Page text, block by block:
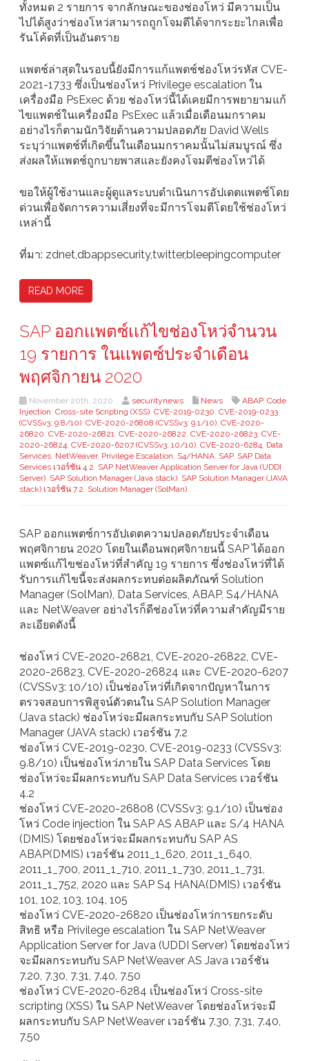
ทั้งหมด 2 รายการ จากลักษณะของช่องโหว่ มีความเป็น
ไปได้สูงว่าช่องโหว่สามารถถูกโจมตีได้จากระยะไกลเพื่อ
รันโค้ดที่เป็นอันตราย
แพตช์ล่าสุดในรอบนี้ยังมีการแก้แพตช์ช่องโหว่รหัส CVE-
2021-1733 ซึ่งเป็นช่องโหว่ Privilege escalation ใน
เครื่องมือ PsExec ด้วย ช่องโหว่นี้ได้เคยมีการพยายามแก้
ไขแพตช์ในเครื่องมือ PsExec แล้วเมื่อเดือนมกราคม
อย่างไรก็ตามนักวิจัยด้านความปลอดภัย David Wells
ระบุว่าแพตช์ที่เกิดขึ้นในเดือนมกราคมนั้นไม่สมบูรณ์ ซึ่ง
ส่งผลให้แพตช์ถูกบายพาสและยังคงโจมตีช่องโหว่ได้
ขอให้ผู้ใช้งานและผู้ดูแลระบบดำเนินการอัปเดตแพตช์โดย
ด่วนเพื่อจัดการความเสี่ยงที่จะมีการโจมตีโดยใช้ช่องโหว่
เหล่านี้
ที่มา: zdnet,dbappsecurity,twitter,bleepingcomputer
READ MORE
SAP ออกเเพตซ์เเก้ไขช่องโหว่จำนวน
19 รายการ ในเเพตซ์ประจำเดือน
พฤศจิกายน 2020
November 20th, 2020 securitynews News ABAP, Code
Injection, Cross-site Scripting (XSS), CVE-2019-0230, CVE-2019-0233
(CVSSv3: 9.8/10), CVE-2020-26808 (CVSSv3: 9.1/10), CVE-2020-
26820, CVE-2020-26821, CVE-2020-26822, CVE-2020-26823, CVE-
2020-26824, CVE-2020-6207 (CVSSv3: 10/10), CVE-2020-6284, Data
Services, NetWeaver, Privilege Escalation, S4/HANA, SAP, SAP Data
Services เวอร์ชัน 4.2, SAP NetWeaver Application Server for Java (UDDI
Server), SAP Solution Manager (Java stack), SAP Solution Manager (JAVA
stack) เวอร์ชัน 7.2, Solution Manager (SolMan)
SAP ออกเเพตซ์การอัปเดตความปลอดภัยประจำเดือน
พฤศจิกายน 2020 โดยในเดือนพฤศจิกายนนี้ SAP ได้ออก
เเพตซ์เเก้ไขช่องโหว่ที่สำคัญ 19 รายการ ซึ่งช่องโหว่ที่ได้
รับการเเก้ไขนี้จะส่งผลกระทบต่อผลิตภัณฑ์ Solution
Manager (SolMan), Data Services, ABAP, S4/HANA
และ NetWeaver อย่างไรก็ดีช่องโหว่ที่ความสำคัญมีราย
ละเอียดดังนี้
ช่องโหว่ CVE-2020-26821, CVE-2020-26822, CVE-
2020-26823, CVE-2020-26824 และ CVE-2020-6207
(CVSSv3: 10/10) เป็นช่องโหว่ที่เกิดจากปัญหาในการ
ตรวจสอบการพิสูจน์ตัวตนใน SAP Solution Manager
(Java stack) ช่องโหว่จะมีผลกระทบกับ SAP Solution
Manager (JAVA stack) เวอร์ชัน 7.2
ช่องโหว่ CVE-2019-0230, CVE-2019-0233 (CVSSv3:
9.8/10) เป็นช่องโหว่ภายใน SAP Data Services โดย
ช่องโหว่จะมีผลกระทบกับ SAP Data Services เวอร์ชัน
4.2
ช่องโหว่ CVE-2020-26808 (CVSSv3: 9.1/10) เป็นช่อง
โหว่ Code injection ใน SAP AS ABAP และ S/4 HANA
(DMIS) โดยช่องโหว่จะมีผลกระทบกับ SAP AS
ABAP(DMIS) เวอร์ชัน 2011_1_620, 2011_1_640,
2011_1_700, 2011_1_710, 2011_1_730, 2011_1_731,
2011_1_752, 2020 และ SAP S4 HANA(DMIS) เวอร์ชัน
101, 102, 103, 104, 105
ช่องโหว่ CVE-2020-26820 เป็นช่องโหว่การยกระดับ
สิทธิ หรือ Privilege escalation ใน SAP NetWeaver
Application Server for Java (UDDI Server) โดยช่องโหว่
จะมีผลกระทบกับ SAP NetWeaver AS Java เวอร์ชัน
7.20, 7.30, 7.31, 7.40, 7.50
ช่องโหว่ CVE-2020-6284 เป็นช่องโหว่ Cross-site
scripting (XSS) ใน SAP NetWeaver โดยช่องโหว่จะมี
ผลกระทบกับ SAP NetWeaver เวอร์ชัน 7.30, 7.31, 7.40,
7.50